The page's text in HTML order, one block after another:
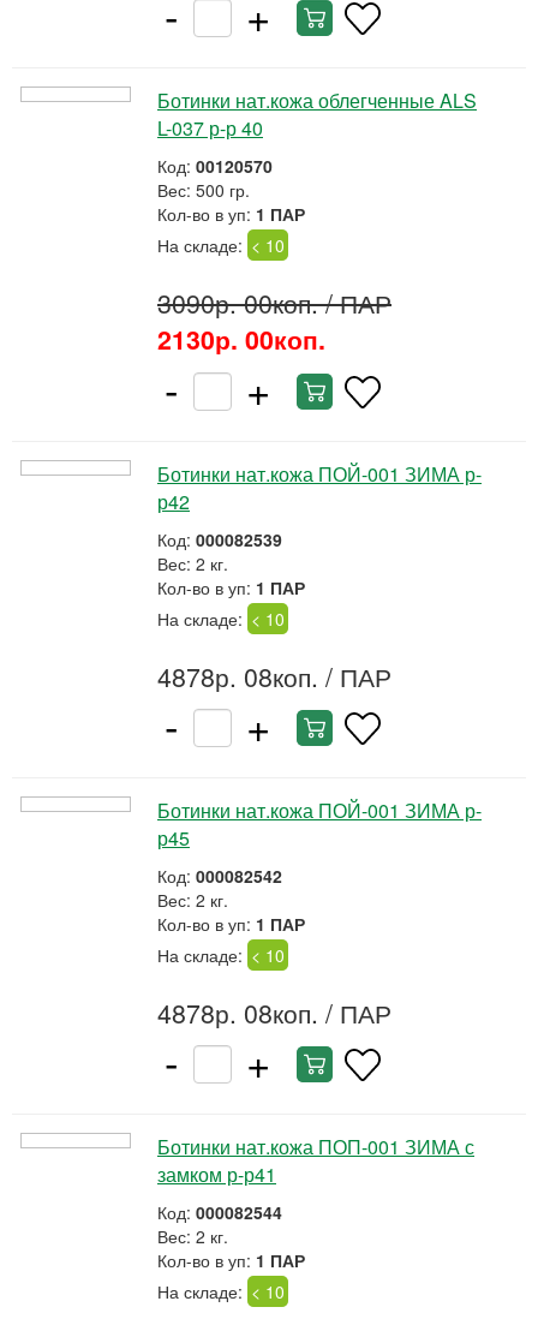
- +
Ботинки нат.кожа облегченные ALS
L-037 р-р 40
Код: 00120570
Вес: 500 гр.
Кол-во в уп: 1 ПАР
На складе: < 10
3090р. 00коп./ ПАР
2130р. 00коп.
- +
Ботинки нат.кожа ПОЙ-001 ЗИМА р-
р42
Код: 000082539
Вес: 2 кг.
Кол-во в уп: 1 ПАР
На складе: < 10
4878р. 08коп. / ПАР
- +
Ботинки нат.кожа ПОЙ-001 ЗИМА р-
р45
Код: 000082542
Вес: 2 кг.
Кол-во в уп: 1 ПАР
На складе: < 10
4878р. 08коп. / ПАР
- +
Ботинки нат.кожа ПОП-001 ЗИМА с
замком р-р41
Код: 000082544
Вес: 2 кг.
Кол-во в уп: 1 ПАР
На складе: < 10